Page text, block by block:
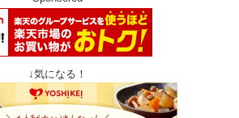
↓気になる！